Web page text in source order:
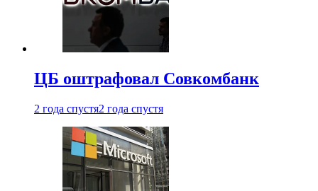
ЦБ оштрафовал Совкомбанк
2 года спустя2 года спустя